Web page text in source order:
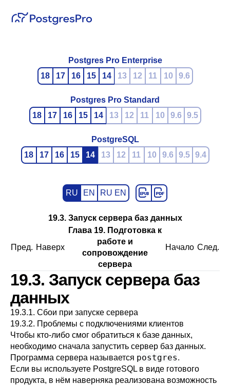
Postgres Pro Enterprise
18
17 16 15 14 13 12 11 10 9.6
Postgres Pro Standard
18
17 16 15 14 13 12 11 10 9.6 9.5
PostgreSQL
18
17 16 15 14 13 12 11 10 9.6 9.5 9.4
RU EN RU EN
19.3. Запуск сервера баз данных
Пред. Наверх
Глава 19. Подготовка к
работе и
сопровождение
сервера
Начало След.
19.3. Запуск сервера баз
данных
19.3.1. Сбои при запуске сервера
19.3.2. Проблемы с подключениями клиентов
Чтобы кто-либо смог обратиться к базе данных,
необходимо сначала запустить сервер баз данных.
Программа сервера называется postgres.
Если вы используете PostgreSQL в виде готового
продукта, в нём наверняка реализована возможность